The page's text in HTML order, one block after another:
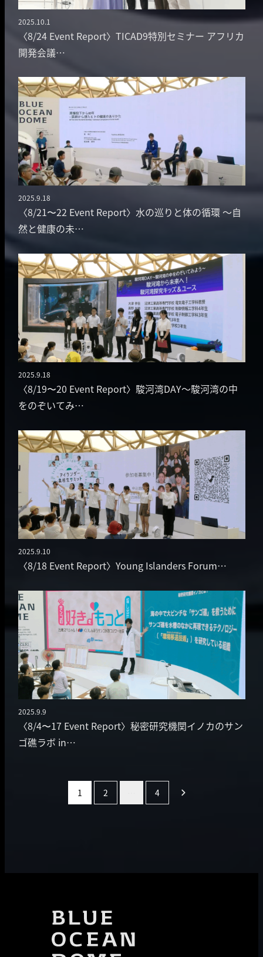
〈8/24 Event Report〉TICAD9特別セミナー アフリカ
開発会議…
投稿日
2025.10.1
〈8/21〜22 Event Report〉水の巡りと体の循環 ～自
然と健康の未…
投稿日
2025.9.18
〈8/19〜20 Event Report〉駿河湾DAY～駿河湾の中
をのぞいてみ…
投稿日
2025.9.18
〈8/18 Event Report〉Young Islanders Forum…
投稿日
2025.9.10
〈8/4〜17 Event Report〉秘密研究機関イノカのサン
ゴ礁ラボ in…
投稿日
2025.9.9
1 2 4